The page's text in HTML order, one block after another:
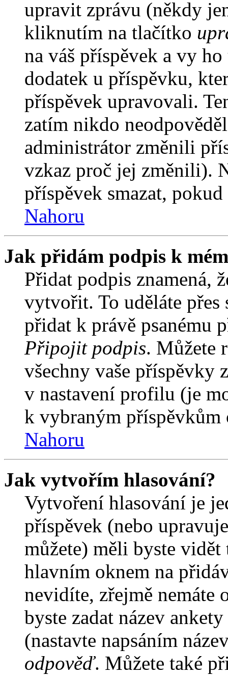
upravit zprávu (někdy
kliknutím na tlačítko
na váš příspěvek a vy
dodatek u příspěvku,
příspěvek upravovali.
zatím nikdo
administrátor změnili
vzkaz proč jej změnili).
příspěvek smazat,
Nahoru
Jak přidám podpis k
Přidat podpis znamená,
vytvořit. To uděláte
přidat k právě psanému
Připojit podpis. Můžete
všechny vaše příspěvky
v nastavení profilu (je
k vybraným příspěvkům
Nahoru
Jak vytvořím hlasování?
Vytvoření hlasování je
příspěvek (nebo
můžete) měli byste
hlavním oknem na
nevidíte, zřejmě
byste zadat název
(nastavte napsáním
odpověď. Můžete také